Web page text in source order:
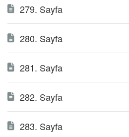
279. Sayfa
280. Sayfa
281. Sayfa
282. Sayfa
283. Sayfa